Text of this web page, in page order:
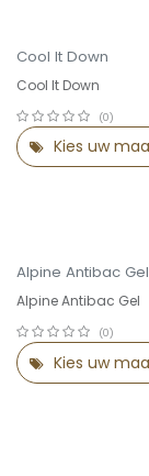
Summer Sale -25%
Cool It Down
Cool It Down
(0)
Kies uw
Alpine Antibac Gel
Alpine Antibac Gel
(0)
Kies uw